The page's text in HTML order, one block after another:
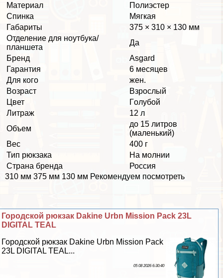
Материал
Полиэстер
Спинка
Мягкая
Габариты
375 × 310 × 130 мм
Отделение для ноутбука/
планшета
Да
Бренд
Asgard
Гарантия
6 месяцев
Для кого
жен.
Возраст
Взрослый
Цвет
Гoлyбой
Литраж
12 л
Объем
до 15 литров
(маленький)
Вес
400 г
Тип рюкзака
На молнии
Страна бренда
Россия
310 мм 375 мм 130 мм Рекомендуем посмотреть
Городской рюкзак Dakine Urbn Mission Pack 23L
DIGITAL TEAL
Городской рюкзак Dakine Urbn Mission Pack
23L DIGITAL TEAL...
05 08 2026 6:30:40